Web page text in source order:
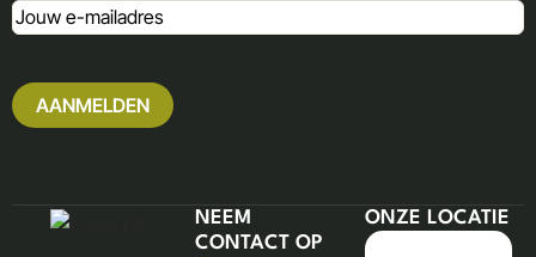
E-
NEEM
CONTACT OP
ONZE LOCATIE